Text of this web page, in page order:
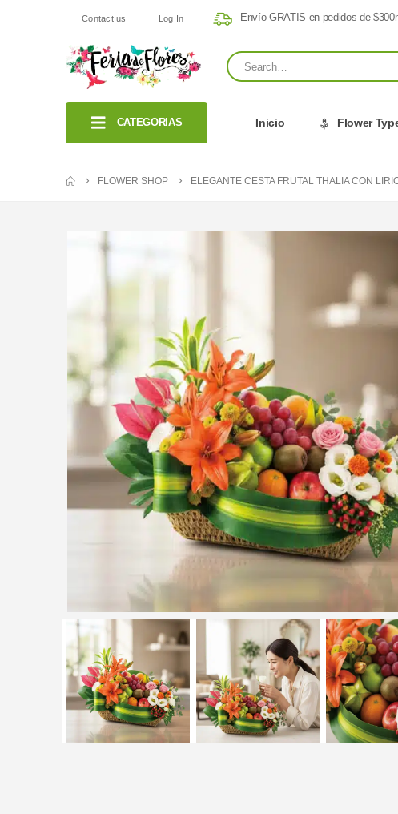
Contact us Log In Envío GRATIS en pedidos de
CATEGORIAS Inicio Flower
FLOWER SHOP ELEGANTE CESTA FRUTAL THALIA CON